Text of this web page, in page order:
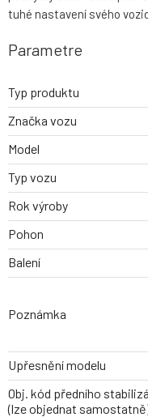
tuhé nastavení svého
Parametre
Typ produktu
Značka vozu
Model
Typ vozu
Rok výroby
Pohon
Balení
Poznámka
Upřesnění modelu
Obj. kód předního
(lze objednat